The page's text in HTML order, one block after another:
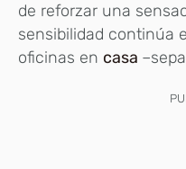
de reforzar una
sensibilidad continúa
oficinas en casa